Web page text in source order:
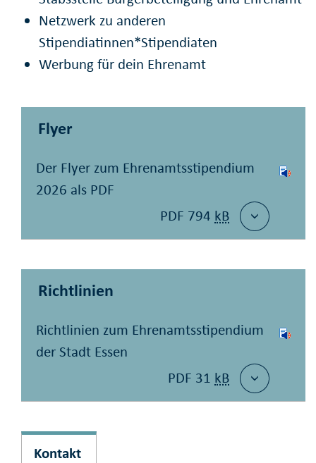
Netzwerk zu anderen
Stipendiatinnen*Stipendiaten
Werbung für dein Ehrenamt
Flyer
Der Flyer zum Ehrenamtsstipendium
2026 als PDF
PDF 794 kB
Richtlinien
Richtlinien zum Ehrenamtsstipendium
der Stadt Essen
PDF 31 kB
Kontakt